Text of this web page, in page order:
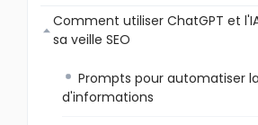
Comment utiliser ChatGPT et
sa veille SEO
Prompts pour automatiser
d'informations